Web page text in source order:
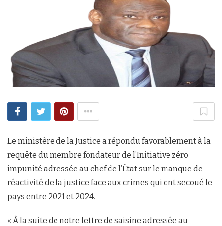
Le ministère de la Justice a répondu favorablement à la
requête du membre fondateur de l’Initiative zéro
impunité adressée au chef de l’État sur le manque de
réactivité de la justice face aux crimes qui ont secoué le
pays entre 2021 et 2024.
« À la suite de notre lettre de saisine adressée au